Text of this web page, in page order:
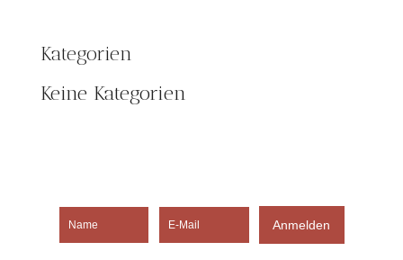
Kategorien
Keine Kategorien
Anmelden